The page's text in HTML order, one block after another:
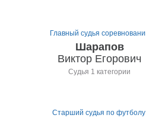
Главный судья
Шарапов
Виктор Егорович
Судья 1 категории
Старший судья по футболу